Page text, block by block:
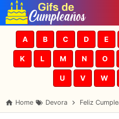
Skip to
A B C D E
K L M N O
U V W
Home Devora Feliz